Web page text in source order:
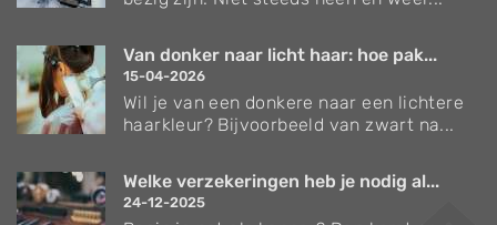
Van donker naar licht haar: hoe pak...
15-04-2026
Wil je van een donkere naar een lichtere
haarkleur? Bijvoorbeeld van zwart na...
Welke verzekeringen heb je nodig al...
24-12-2025